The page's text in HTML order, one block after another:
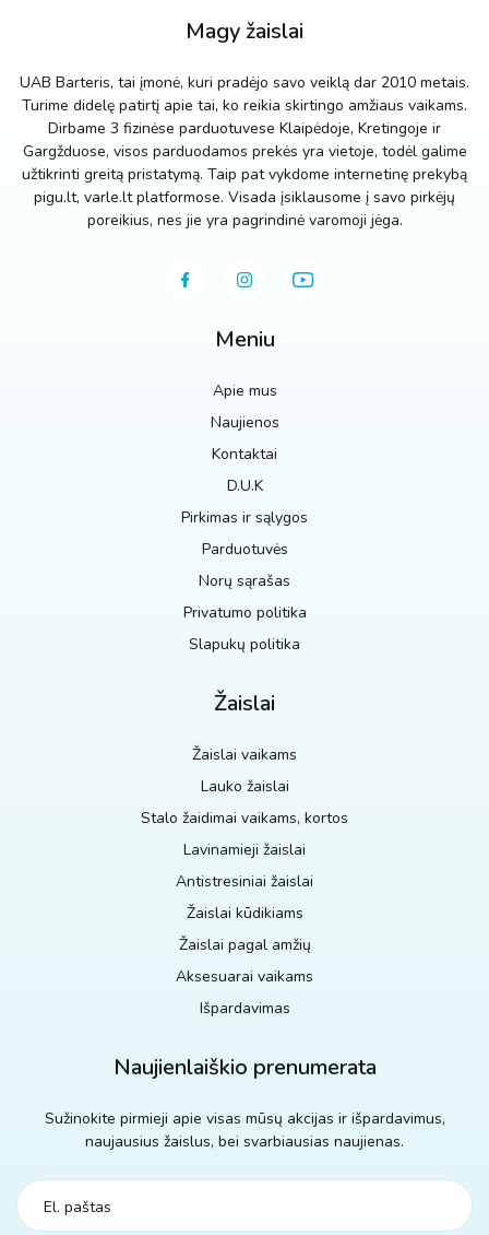
Magy žaislai
UAB Barteris, tai įmonė, kuri pradėjo savo veiklą dar 2010 metais.
Turime didelę patirtį apie tai, ko reikia skirtingo amžiaus vaikams.
Dirbame 3 fizinėse parduotuvese Klaipėdoje, Kretingoje ir
Gargžduose, visos parduodamos prekės yra vietoje, todėl galime
užtikrinti greitą pristatymą. Taip pat vykdome internetinę prekybą
pigu.lt, varle.lt platformose. Visada įsiklausome į savo pirkėjų
poreikius, nes jie yra pagrindinė varomoji jėga.
Meniu
Apie mus
Naujienos
Kontaktai
D.U.K
Pirkimas ir sąlygos
Parduotuvės
Norų sąrašas
Privatumo politika
Slapukų politika
Žaislai
Žaislai vaikams
Lauko žaislai
Stalo žaidimai vaikams, kortos
Lavinamieji žaislai
Antistresiniai žaislai
Žaislai kūdikiams
Žaislai pagal amžių
Aksesuarai vaikams
Išpardavimas
Naujienlaiškio prenumerata
Sužinokite pirmieji apie visas mūsų akcijas ir išpardavimus,
naujausius žaislus, bei svarbiausias naujienas.